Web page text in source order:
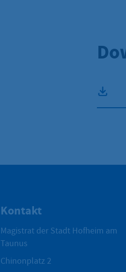
Kontakt
Magistrat der Stadt Hofheim am
Taunus
Chinonplatz 2